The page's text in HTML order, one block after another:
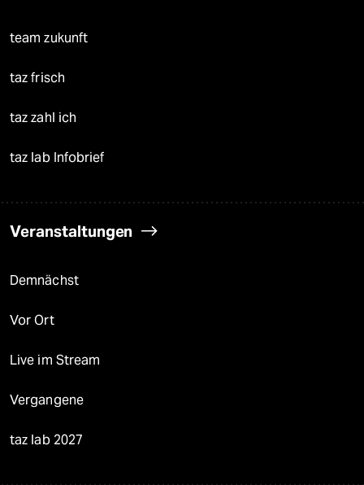
team zukunft
taz frisch
taz zahl ich
taz lab Infobrief
Veranstaltungen
Demnächst
Vor Ort
Live im Stream
Vergangene
taz lab 2027